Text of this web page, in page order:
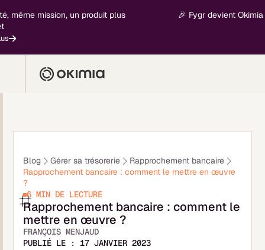
mission, un produit plus 🎉 Fygr devient Okimia -
Blog Gérer sa trésorerie
Rapprochement bancaire
Rapprochement bancaire : comment le mettre en œuvre
?
6 MIN DE LECTURE
Rapprochement bancaire : comment le
mettre en œuvre ?
FRANÇOIS MENJAUD
PUBLIÉ LE :17 JANVIER 2023